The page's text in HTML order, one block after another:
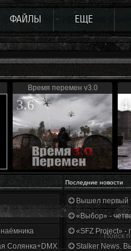
ФАЙЛЫ ЕЩЕ
Время перемен v3.0
3.6
Последние новости
Солянка+DMX 1.3.5.ООП.МА.К.
Вышел первый
«Выбор» -
«SFZ Project» -
Stalker News.